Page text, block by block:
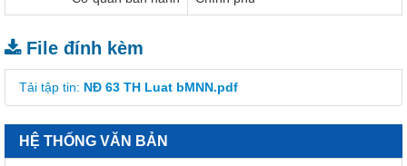
File đính kèm
Tải tập tin: NĐ 63 TH Luat bMNN.pdf
HỆ THỐNG VĂN BẢN
48/TB-UBND
Phó Trưởng Ban chỉ đạo phòng, chống dịch Covid-19 tỉnh
38/TB-UBND
Kết luận của Chủ tịch UBND tỉnh Nguyễn Tấn Tuân kiêm
Trưởng Ban chỉ đạo phòng, chống dịch Covid-19 tỉnh Khánh
Hòa tại cuộc họp Ban chỉ đạo phòng, chống dịch Covid-19